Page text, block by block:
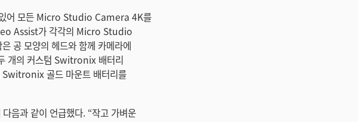
어 모든 Micro Studio Camera 4K를
Assist가 각각의 Micro Studio
공 모양의 헤드와 함께 카메라에
개의 커스텀 Switronix 배터리
Switronix 골드 마운트 배터리를
음과 같이 언급했다. “작고 가벼운